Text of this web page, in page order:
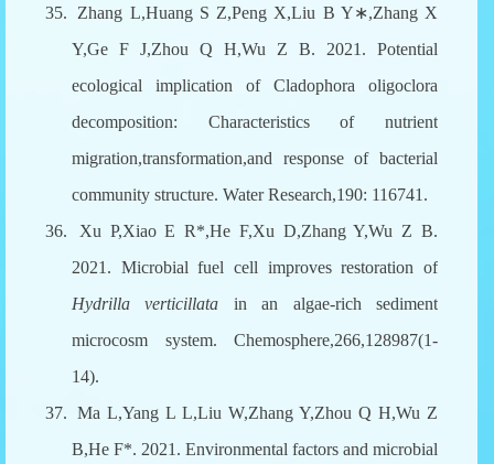
35.
Zhang L,Huang S Z,Peng X,Liu B Y∗,Zhang X
Y,Ge F J,Zhou Q H,Wu Z B. 2021. Potential
ecological implication of Cladophora oligoclora
decomposition: Characteristics of nutrient
migration,transformation,and response of bacterial
community structure. Water Research,190: 116741.
36.
Xu P,Xiao E R*,He F,Xu D,Zhang Y,Wu Z B.
2021. Microbial fuel cell improves restoration of
Hydrilla verticillata in an algae-rich sediment
microcosm system. Chemosphere,266,128987(1-
14).
37. Ma L,Yang L L,Liu W,Zhang Y,Zhou Q H,Wu Z
B,He F*. 2021. Environmental factors and microbial